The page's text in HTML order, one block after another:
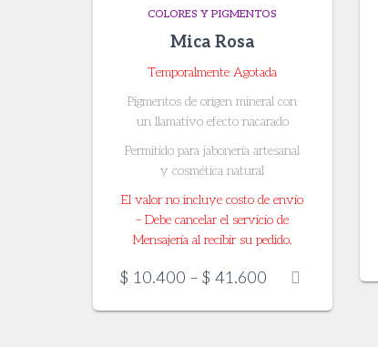
COLORES Y PIGMENTOS
Mica Rosa
Temporalmente Agotada
Pigmentos de origen mineral con
un llamativo efecto nacarado
Permitido para jabonería artesanal
y cosmética natural
El valor no incluye costo de envío
– Debe cancelar el servicio de
Mensajería al recibir su pedido.
$ 10.400 – $ 41.600 Price
$ 10.400